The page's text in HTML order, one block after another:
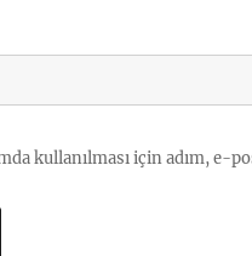
kullanılması için adım, e-